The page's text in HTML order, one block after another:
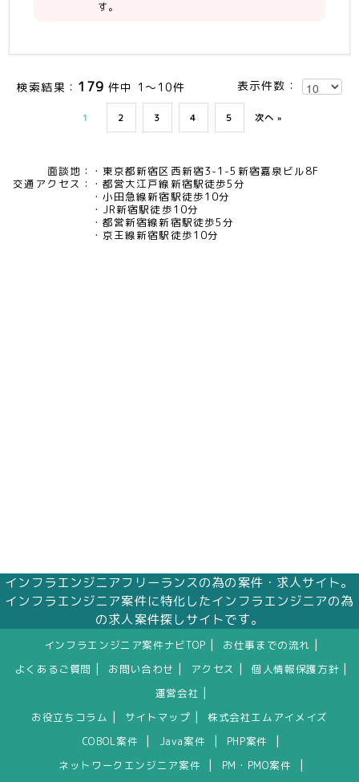
す。
検索結果： 179 件中 1～10件 表示件数：
1 2 3 4 5 次へ »
面談地：
東京都新宿区西新宿3-1-5新宿嘉泉ビル8F
交通アクセス：
都営大江戸線新宿駅徒歩5分
小田急線新宿駅徒歩10分
JR新宿駅徒歩10分
都営新宿線新宿駅徒歩5分
京王線新宿駅徒歩10分
インフラエンジニアフリーランスの為の案件・求人サイト。
インフラエンジニア案件に特化したインフラエンジニアの為
の求人案件探しサイトです。
インフラエンジニア案件ナビTOP お仕事までの流れ
よくあるご質問 お問い合わせ アクセス 個人情報保護方針
運営会社
お役立ちコラム サイトマップ
株式会社エムアイメイズ
COBOL案件
Java案件 PHP案件
ネットワークエンジニア案件 PM・PMO案件